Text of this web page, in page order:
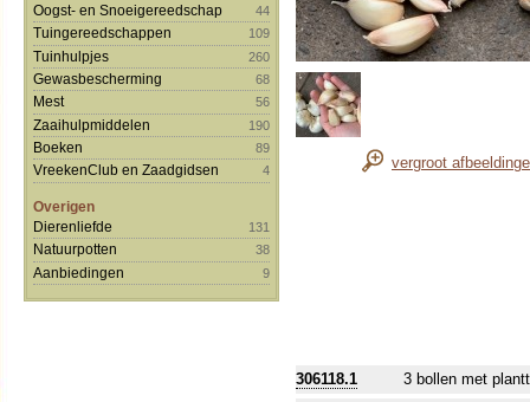
Oogst- en Snoeigereedschap
44
Tuingereedschappen 109
Tuinhulpjes 260
Gewasbescherming 68
Mest 56
Zaaihulpmiddelen 190
Boeken 89
VreekenClub en Zaadgidsen 4
Overigen
Dierenliefde
131
Natuurpotten 38
Aanbiedingen 9
vergroot
306118.1
3 bollen met